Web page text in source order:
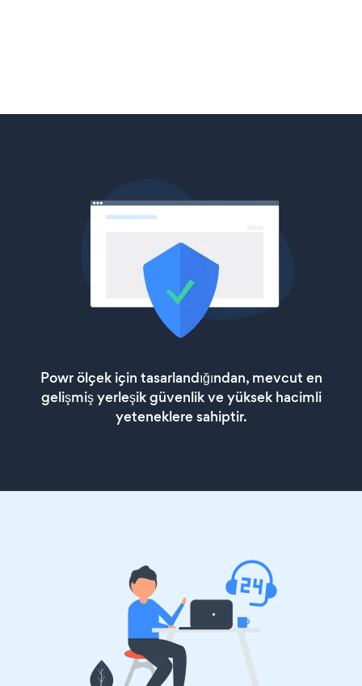
Powr ölçek için tasarlandığından, mevcut en
gelişmiş yerleşik güvenlik ve yüksek hacimli
yeteneklere sahiptir.